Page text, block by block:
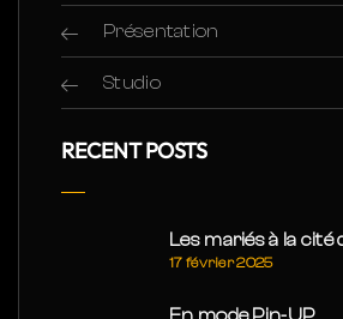
Présentation
Studio
RECENT POSTS
Les mariés à la cité
17 février 2025